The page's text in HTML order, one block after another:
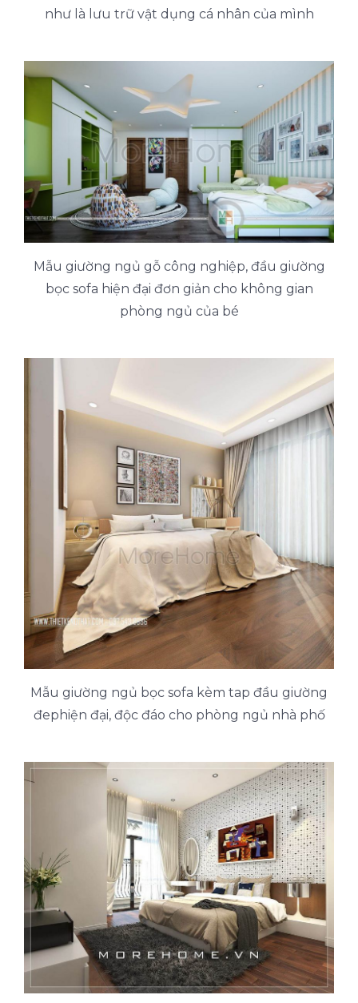
như là lưu trữ vật dụng cá nhân của mình
Mẫu giường ngủ gỗ công nghiệp, đầu giường
bọc sofa hiện đại đơn giản cho không gian
phòng ngủ của bé
Mẫu giường ngủ bọc sofa kèm tap đầu giường
đephiện đại, độc đáo cho phòng ngủ nhà phố